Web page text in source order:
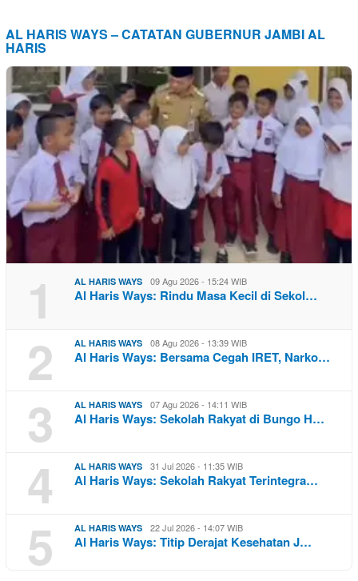
AL HARIS WAYS – CATATAN GUBERNUR JAMBI AL
HARIS
1 AL HARIS WAYS 09 Agu 2026 - 15:24 WIB
Al Haris Ways: Rindu Masa Kecil di Sekol…
2 AL HARIS WAYS 08 Agu 2026 - 13:39 WIB
Al Haris Ways: Bersama Cegah IRET, Narko…
3 AL HARIS WAYS 07 Agu 2026 - 14:11 WIB
Al Haris Ways: Sekolah Rakyat di Bungo H…
4 AL HARIS WAYS 31 Jul 2026 - 11:35 WIB
Al Haris Ways: Sekolah Rakyat Terintegra…
5 AL HARIS WAYS 22 Jul 2026 - 14:07 WIB
Al Haris Ways: Titip Derajat Kesehatan J…